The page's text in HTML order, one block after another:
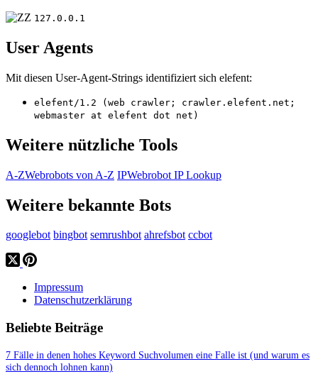
127.0.0.1
User Agents
Mit diesen User-Agent-Strings identifiziert sich elefent:
elefent/1.2 (web crawler; crawler.elefent.net;
webmaster at elefent dot net)
Weitere nützliche Tools
A-ZWebrobots von A-Z IPWebrobot IP Lookup
Weitere bekannte Bots
googlebot bingbot semrushbot ahrefsbot ccbot
Impressum
Datenschutzerklärung
Beliebte Beiträge
7 Fälle in denen hohes Keyword Suchvolumen eine Falle ist (und warum es
sich dennoch lohnen kann)